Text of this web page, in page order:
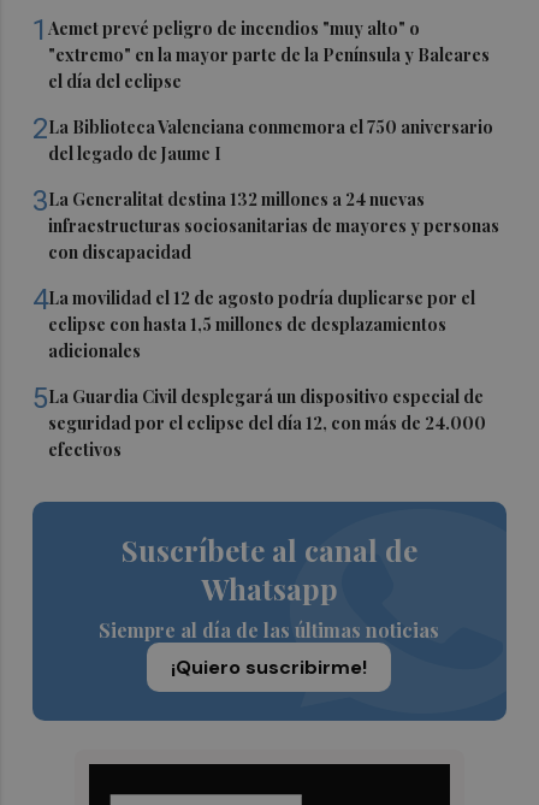
1Aemet prevé peligro de incendios "muy alto" o
"extremo" en la mayor parte de la Península y Baleares
el día del eclipse
2La Biblioteca Valenciana conmemora el 750 aniversario
del legado de Jaume I
3La Generalitat destina 132 millones a 24 nuevas
infraestructuras sociosanitarias de mayores y personas
con discapacidad
4La movilidad el 12 de agosto podría duplicarse por el
eclipse con hasta 1,5 millones de desplazamientos
adicionales
5La Guardia Civil desplegará un dispositivo especial de
seguridad por el eclipse del día 12, con más de 24.000
efectivos
Suscríbete al canal de
Whatsapp
Siempre al día de las últimas noticias
¡Quiero suscribirme!